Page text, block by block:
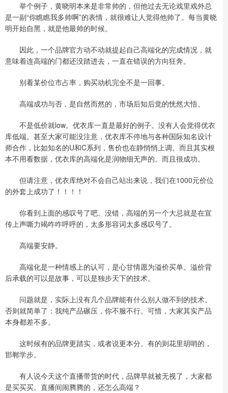
举个例子，黄晓明本来是非常帅的，但他过去无论戏里戏外总
是一副“你瞧瞧我多帅啊”的表情，就很难让人觉得他帅了。每当黄晓
明开始自黑，就是他最帅的时候。
因此，一个品牌官方动不动就提起自己高端化的完成情况，就
意味着连高端的门都还没踏进去，一直在错误的方向狂奔。
别看某价位市占率，购买动机完全不是一回事。
高端成功与否，是自然而然的，市场后知后觉的恍然大悟。
不是低价就low。优衣库一直是最好的例子。没有人会觉得优衣
库低端。甚至大家可能没注意，优衣库不停地与各种国际知名设计
师合作，比如知名的U和C系列，售价也在静悄悄上调。而且其实根
本不用看数据，优衣库的高端化是润物细无声的。而且很成功。
但请注意，优衣库绝对不会自己站出来说，我们在1000元价位
的外套上成功了！！！！
你看到上面的感叹号了吧。没错，高端的另一个大忌就是在宣
传上声嘶力竭咋咋呼呼的，太多形容词太多感叹号了。
高端要安静。
高端化是一种情感上的认可，是心甘情愿为溢价买单。溢价背
后承载的可以是故事，可以是独步天下的技术。
问题就是，实际上没有几个品牌能有什么别人做不到的技术。
否则就简单了：我纯产品碾压，你不服不行。可惜，大家其实产品
本身都差不多。
这时候有的品牌更踏实，或者说更本分。有的则花里胡哨的，
邯郸学步。
有人说今天这个直播带货的时代，品牌早就被无视了，大家都
是买买买。直播间闹腾腾的，还怎么高端？